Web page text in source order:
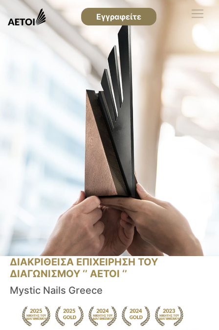
Εγγραφείτε
ΔΙΑΚΡΙΘΕΙΣΑ ΕΠΙΧΕΙΡΗΣΗ ΤΟΥ
ΔΙΑΓΩΝΙΣΜΟΥ ‘’ ΑΕΤΟΙ ‘’
Mystic Nails Greece